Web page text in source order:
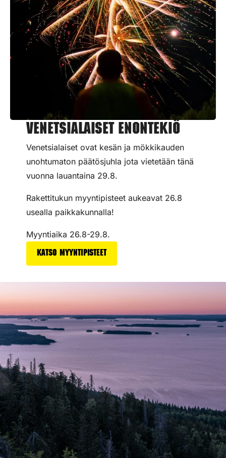
Venetsialaiset Enontekiö
Venetsialaiset ovat kesän ja mökkikauden
unohtumaton päätösjuhla jota vietetään tänä
vuonna lauantaina 29.8.
Rakettitukun myyntipisteet aukeavat 26.8
usealla paikkakunnalla!
Myyntiaika 26.8-29.8.
Katso myyntipisteet